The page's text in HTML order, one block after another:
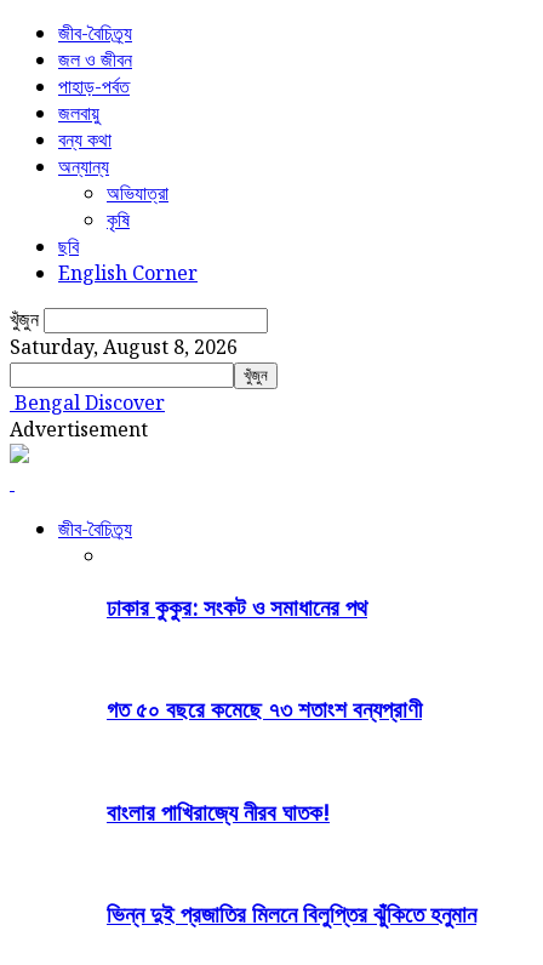
জীব-বৈচিত্র্য
জল ও জীবন
পাহাড়-পর্বত
জলবায়ু
বন্য কথা
অন্যান্য
অভিযাত্রা
কৃষি
ছবি
English Corner
খুঁজুন
Saturday, August 8, 2026
Bengal Discover
Advertisement
জীব-বৈচিত্র্য
ঢাকার কুকুর: সংকট ও সমাধানের পথ
গত ৫০ বছরে কমেছে ৭৩ শতাংশ বন্যপ্রাণী
বাংলার পাখিরাজ্যে নীরব ঘাতক!
ভিন্ন দুই প্রজাতির মিলনে বিলুপ্তির ঝুঁকিতে হনুমান